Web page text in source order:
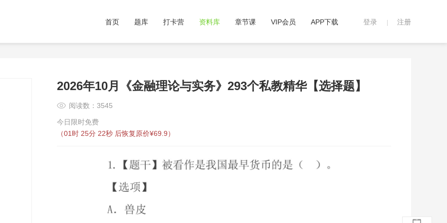
登录 注册
首页 题库 打卡营 资料库 章节课 VIP会员 APP下载
2026年10月《金融理论与实务》293个私教精华【选择题】
阅读数：3545
今日限时免费
（01时 25分 21秒 后恢复原价¥69.9）